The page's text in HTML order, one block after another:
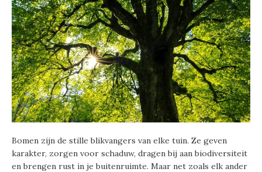
Bomen zijn de stille blikvangers van elke tuin. Ze geven
karakter, zorgen voor schaduw, dragen bij aan biodiversiteit
en brengen rust in je buitenruimte. Maar net zoals elk ander